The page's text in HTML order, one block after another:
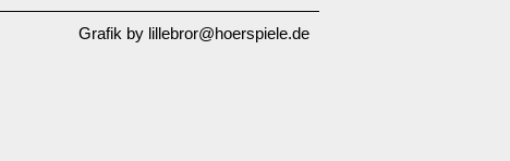
Grafik by lillebror@hoerspiele.de